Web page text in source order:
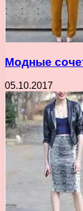
Модные
05.10.2017